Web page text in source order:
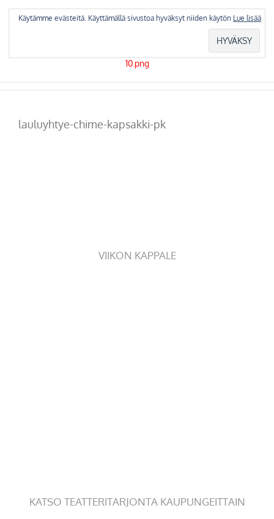
lauluyhtye-chime-kapsakki-pk
VIIKON KAPPALE
KATSO TEATTERITARJONTA KAUPUNGEITTAIN
Käytämme evästeitä. Käyttämällä sivustoa hyväksyt niiden käytön Lue lisää